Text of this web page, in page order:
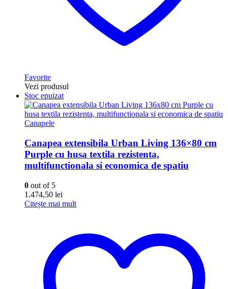
Favorite
Vezi produsul
Stoc epuizat
Canapele
Canapea extensibila Urban Living 136×80 cm
Purple cu husa textila rezistenta,
multifunctionala si economica de spatiu
0 out of 5
1.474,50 lei
Citește mai mult